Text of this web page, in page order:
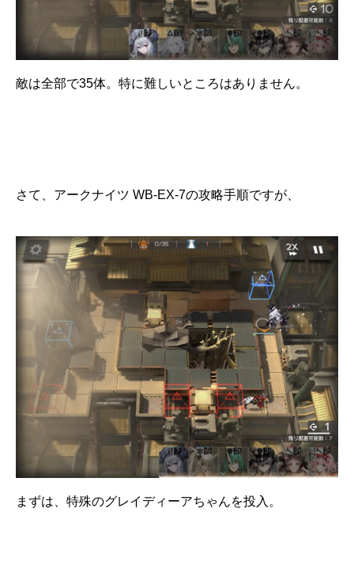
敵は全部で35体。特に難しいところはありません。
さて、アークナイツ WB-EX-7の攻略手順ですが、
まずは、特殊のグレイディーアちゃんを投入。